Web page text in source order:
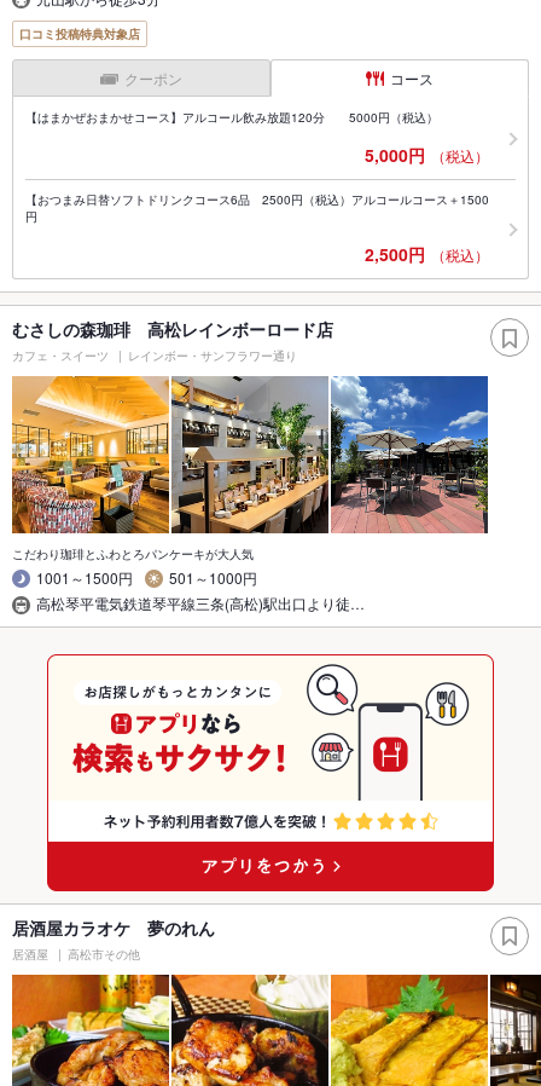
口コミ投稿特典対象店
クーポン コース
【はまかぜおまかせコース】アルコール飲み放題120分 5000円（税込）
5,000円 （税込）
【おつまみ日替ソフトドリンクコース6品 2500円（税込）アルコールコース＋1500
円
2,500円 （税込）
むさしの森珈琲 高松レインボーロード店
カフェ・スイーツ レインボー・サンフラワー通り
こだわり珈琲とふわとろパンケーキが大人気
1001～1500円
501～1000円
高松琴平電気鉄道琴平線三条(高松)駅出口より徒…
居酒屋カラオケ 夢のれん
居酒屋 高松市その他